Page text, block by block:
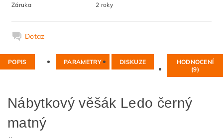
Záruka 2 roky
Dotaz
POPIS PARAMETRY DISKUZE
HODNOCENÍ
(9)
Nábytkový věšák Ledo černý
matný